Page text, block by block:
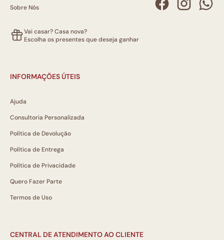
Sobre Nós
Vai casar? Casa nova?
Escolha os presentes que deseja ganhar
INFORMAÇÕES ÚTEIS
Ajuda
Consultoria Personalizada
Política de Devolução
Política de Entrega
Política de Privacidade
Quero Fazer Parte
Termos de Uso
CENTRAL DE ATENDIMENTO AO CLIENTE